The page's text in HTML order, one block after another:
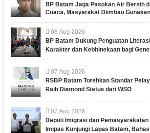
BP Batam Jaga Pasokan Air Bersih
Cuaca, Masyarakat Diimbau
08 Aug 2026
BP Batam Dukung Penguatan
Karakter dan Kebhinekaan bagi
07 Aug 2026
RSBP Batam Torehkan Standar
Raih Diamond Status dari WSO
07 Aug 2026
Deputi Imigrasi dan
Imipas Kunjungi Lapas Batam,